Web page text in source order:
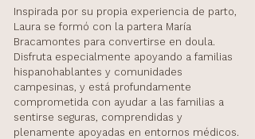
Inspirada por su propia experiencia de parto,
Laura se formó con la partera María
Bracamontes para convertirse en doula.
Disfruta especialmente apoyando a familias
hispanohablantes y comunidades
campesinas, y está profundamente
comprometida con ayudar a las familias a
sentirse seguras, comprendidas y
plenamente apoyadas en entornos médicos.